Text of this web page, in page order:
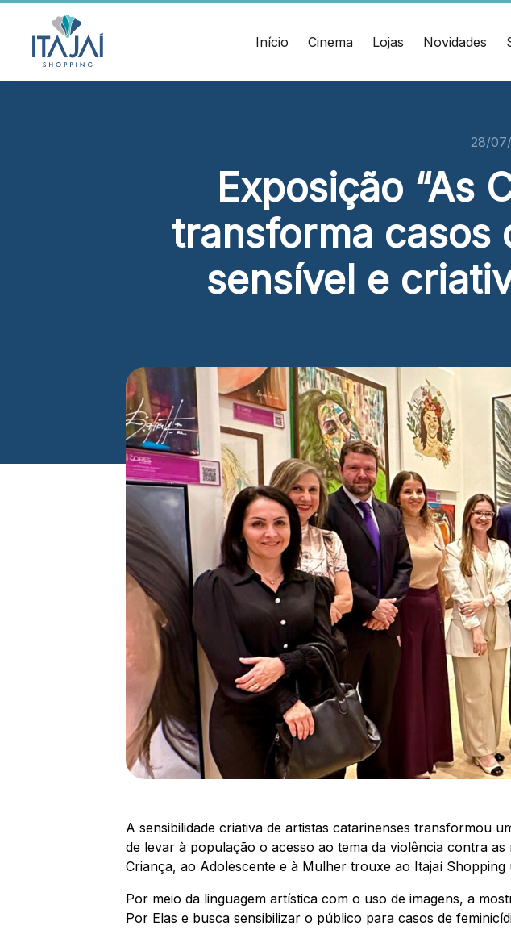
Início Cinema Lojas Novidades
Seg - Sáb 10h às 22h
Seg - Dom A partir das 14h
Rua Samuel Heusi, 234 Centro
Ver local
Chamar Uber
28/
Exposição “As
transforma casos
sensível e
A sensibilidade criativa de artistas catarinenses transformou
de levar à população o acesso ao tema da violência contra
Criança, ao Adolescente e à Mulher trouxe ao Itajaí
Por meio da linguagem artística com o uso de imagens, a
Por Elas e busca sensibilizar o público para casos de
Ver
local
Divulgue suas
promoções no
shopping.